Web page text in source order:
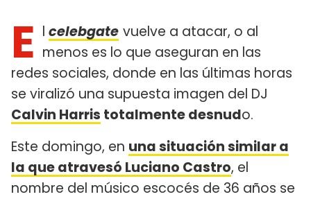
E l celebgate vuelve a atacar, o al
menos es lo que aseguran en las
redes sociales, donde en las últimas horas
se viralizó una supuesta imagen del DJ
Calvin Harris totalmente desnudo.
Este domingo, en una situación similar a
la que atravesó Luciano Castro, el
nombre del músico escocés de 36 años se